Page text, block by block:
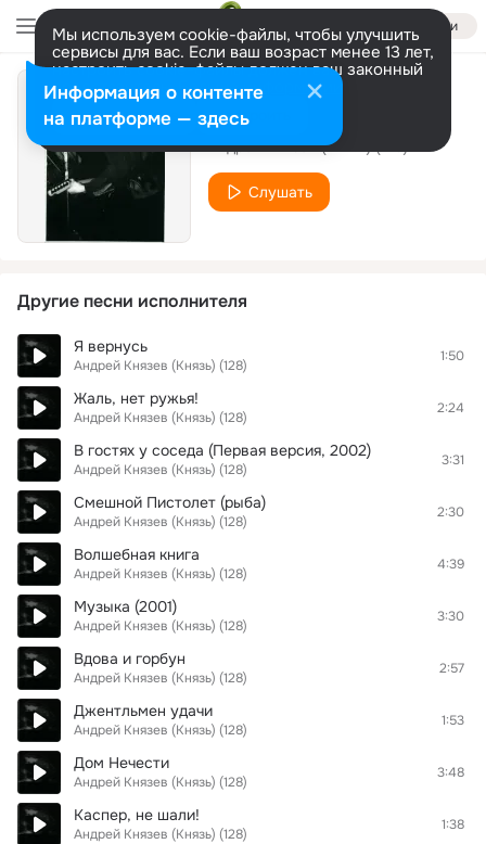
Войти
Мы используем cookie-файлы, чтобы улучшить
сервисы для вас. Если ваш возраст менее 13 лет,
настроить cookie-файлы должен ваш законный
представитель. Больше информации
Разрешить все Настроить
Пудинг
Андрей Князев (Князь) (128)
Слушать
Другие песни исполнителя
Я вернусь
Андрей Князев (Князь) (128)
1:50
Жаль, нет ружья!
Андрей Князев (Князь) (128)
2:24
В гостях у соседа (Первая версия, 2002)
Андрей Князев (Князь) (128)
3:31
Смешной Пистолет (рыба)
Андрей Князев (Князь) (128)
2:30
Волшебная книга
Андрей Князев (Князь) (128)
4:39
Музыка (2001)
Андрей Князев (Князь) (128)
3:30
Вдова и горбун
Андрей Князев (Князь) (128)
2:57
Джентльмен удачи
Андрей Князев (Князь) (128)
1:53
Дом Нечести
Андрей Князев (Князь) (128)
3:48
Каспер, не шали!
Андрей Князев (Князь) (128)
1:38
Информация о контенте
на платформе — здесь